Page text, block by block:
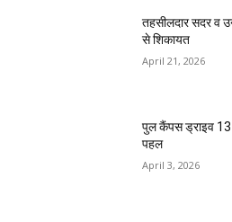
तहसीलदार सदर व
से शिकायत
April 21, 2026
पुल कैंपस ड्राइव 13
पहल
April 3, 2026